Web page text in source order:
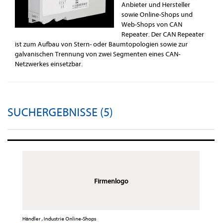
Anbieter und Hersteller
sowie Online-Shops und
Web-Shops von CAN
Repeater. Der CAN Repeater
ist zum Aufbau von Stern- oder Baumtopologien sowie zur
galvanischen Trennung von zwei Segmenten eines CAN-
Netzwerkes einsetzbar.
SUCHERGEBNISSE (5)
Firmenlogo
Händler , Industrie Online-Shops